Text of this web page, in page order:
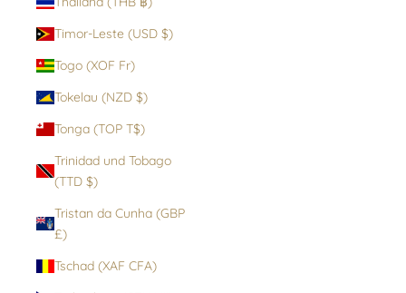
Timor-Leste (USD $)
Togo (XOF Fr)
Tokelau (NZD $)
Tonga (TOP T$)
Trinidad und Tobago
(TTD $)
Tristan da Cunha (GBP
£)
Tschad (XAF CFA)